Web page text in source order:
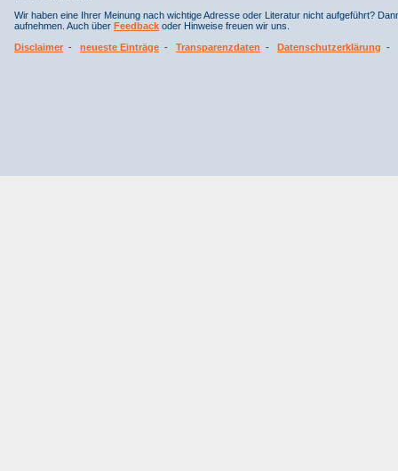
Wir haben eine Ihrer Meinung nach wichtige Adresse oder Literatur nicht aufgeführt?
aufnehmen. Auch über Feedback oder Hinweise freuen wir uns.
Disclaimer - neueste Einträge - Transparenzdaten - Datenschutzerklärung -